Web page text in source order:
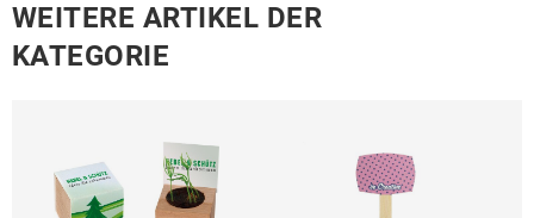
WEITERE ARTIKEL DER
KATEGORIE